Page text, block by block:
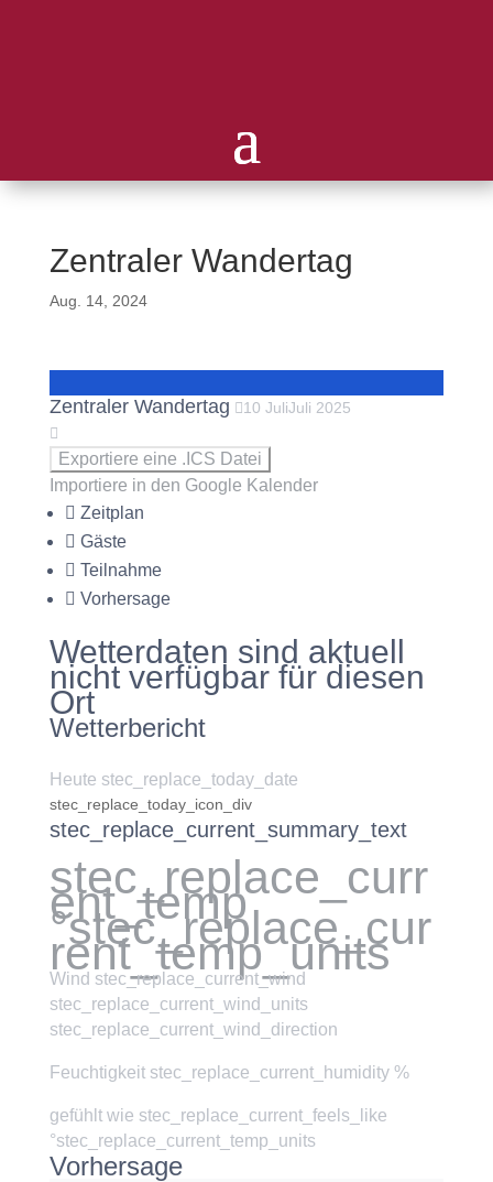
Zentraler Wandertag
Aug. 14, 2024
Zentraler Wandertag 10 JuliJuli 2025
Exportiere eine .ICS Datei
Importiere in den Google Kalender
Zeitplan
Gäste
Teilnahme
Vorhersage
Wetterdaten sind aktuell
nicht verfügbar für diesen
Ort
Wetterbericht
Heute stec_replace_today_date
stec_replace_today_icon_div
stec_replace_current_summary_text
stec_replace_curr
ent_temp
°stec_replace_cur
rent_temp_units
Wind stec_replace_current_wind
stec_replace_current_wind_units
stec_replace_current_wind_direction
Feuchtigkeit stec_replace_current_humidity %
gefühlt wie stec_replace_current_feels_like
°stec_replace_current_temp_units
Vorhersage